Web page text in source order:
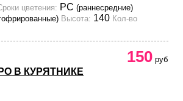
цветения: РС (раннесредние)
Высота: 140 Кол-во
В КУРЯТНИКЕ
150 руб